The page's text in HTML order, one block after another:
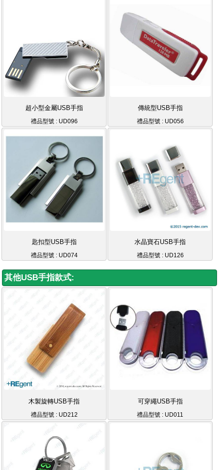
超小型金屬USB手指
禮品型號 : UD096
傳統型USB手指
禮品型號 : UD056
匙扣型USB手指
禮品型號 : UD074
水晶寶石USB手指
禮品型號 : UD126
其他USB手指款式:
木製旋轉USB手指
禮品型號 : UD212
可穿繩USB手指
禮品型號 : UD011